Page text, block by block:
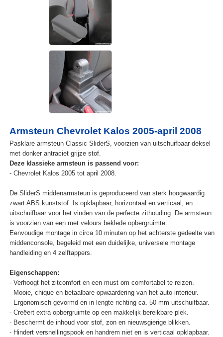
Armsteun Chevrolet Kalos 2005-april 2008
Pasklare armsteun Classic SliderS, voorzien van uitschuifbaar deksel
met donker antraciet grijze stof.
Deze klassieke armsteun is passend voor:
- Chevrolet Kalos 2005 tot april 2008.
De SliderS middenarmsteun is geproduceerd van sterk hoogwaardig
zwart ABS kunststof. Is opklapbaar, horizontaal en verticaal, en
uitschuifbaar voor het vinden van de perfecte zithouding. De armsteun
is voorzien van een met velours beklede opbergruimte.
Eenvoudige montage in circa 10 minuten op het achterste gedeelte van
middenconsole, begeleid met een duidelijke, universele montage
handleiding en 4 zelftappers.
Eigenschappen:
- Verhoogt het zitcomfort en een must om comfortabel te reizen.
- Mooie, chique en betaalbare opwaardering van het auto-interieur.
- Ergonomisch gevormd en in lengte richting ca. 50 mm uitschuifbaar.
- Creëert extra opbergruimte op een makkelijk bereikbare plek.
- Beschermt de inhoud voor stof, zon en nieuwsgierige blikken.
- Hindert versnellingspook en handrem niet en is verticaal opklapbaar.